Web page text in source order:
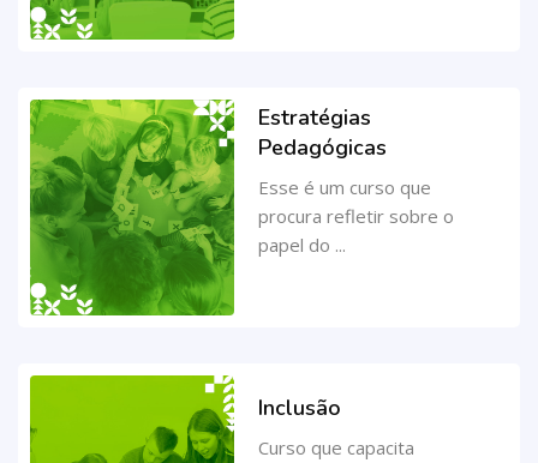
Estratégias
Pedagógicas
Esse é um curso que
procura refletir sobre o
papel do ...
Inclusão
Curso que capacita